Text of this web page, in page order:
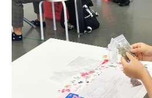
進路・就職